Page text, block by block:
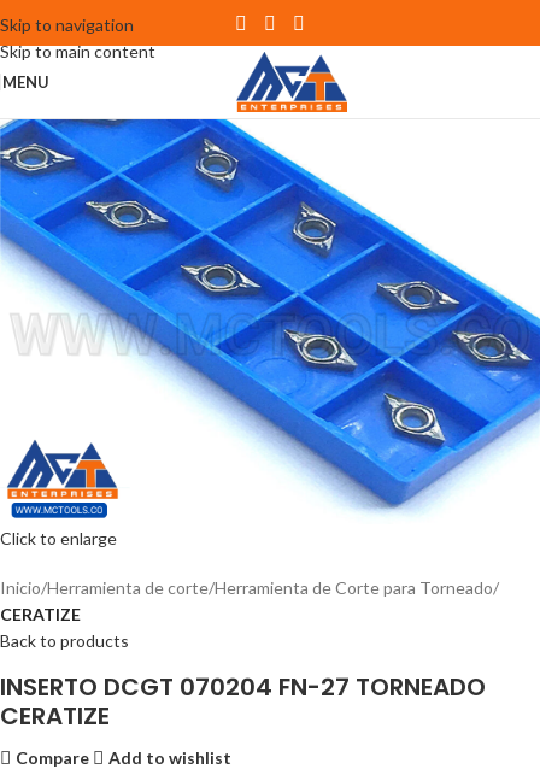
Skip to navigation
Skip to main content
MENU
Click to enlarge
Inicio Herramienta de corte Herramienta de Corte para Torneado
CERATIZE
Back to products
INSERTO DCGT 070204 FN-27 TORNEADO
CERATIZE
Compare Add to wishlist